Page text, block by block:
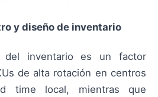
y diseño de inventario
del inventario es un factor
de alta rotación en centros
time local, mientras que